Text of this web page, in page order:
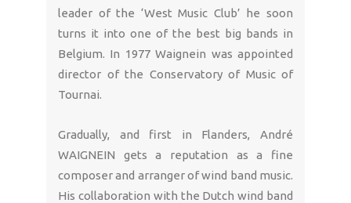
leader of the ‘West Music Club’ he soon
turns it into one of the best big bands in
Belgium. In 1977 Waignein was appointed
director of the Conservatory of Music of
Tournai.
Gradually, and first in Flanders, André
WAIGNEIN gets a reputation as a fine
composer and arranger of wind band music.
His collaboration with the Dutch wind band